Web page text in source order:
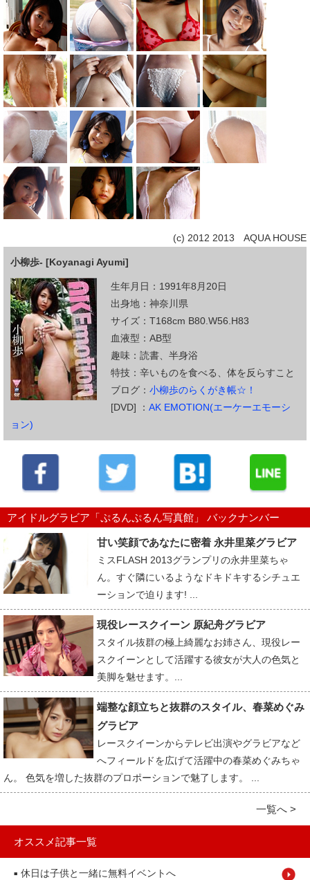
(c) 2012 2013 AQUA HOUSE
小柳歩- [Koyanagi Ayumi]
生年月日：1991年8月20日
出身地：神奈川県
サイズ：T168cm B80.W56.H83
血液型：AB型
趣味：読書、半身浴
特技：辛いものを食べる、体を反らすこと
ブログ：小柳歩のらくがき帳☆！
[DVD] ：AK EMOTION(エーケーエモーシ
ョン)
アイドルグラビア「ぷるんぷるん写真館」 バックナンバー
甘い笑顔であなたに密着 永井里菜グラビア
ミスFLASH 2013グランプリの永井里菜ちゃ
ん。すぐ隣にいるようなドキドキするシチュエ
ーションで迫ります! ...
現役レースクイーン 原紀舟グラビア
スタイル抜群の極上綺麗なお姉さん、現役レー
スクイーンとして活躍する彼女が大人の色気と
美脚を魅せます。...
端整な顔立ちと抜群のスタイル、春菜めぐみ
グラビア
レースクイーンからテレビ出演やグラビアなど
へフィールドを広げて活躍中の春菜めぐみちゃ
ん。 色気を増した抜群のプロポーションで魅了します。 ...
一覧へ >
オススメ記事一覧
■ 休日は子供と一緒に無料イベントへ